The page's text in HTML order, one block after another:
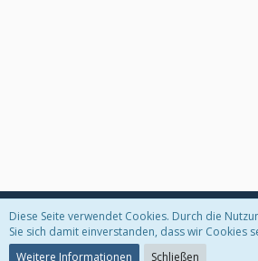
Datenschutzerklärung Kontakt
Diese Seite verwendet Cookies. Durch die
Sie sich damit einverstanden, dass wir Cookies
Weitere Informationen
Schließen